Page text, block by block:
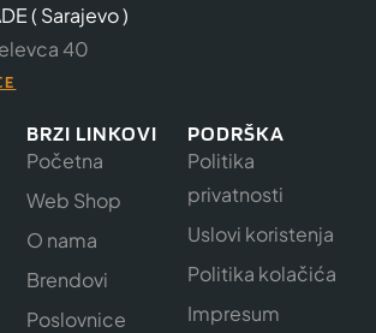
( Sarajevo )
40
BRZI LINKOVI
Početna
Web Shop
O nama
Brendovi
Poslovnice
PODRŠKA
Politika
privatnosti
Uslovi koristenja
Politika kolačića
Impresum